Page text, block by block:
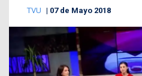
TVU 07 de Mayo 2018